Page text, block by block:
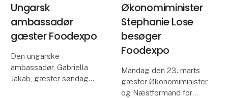
Smelt smør og
chokolade over vandbad.
Ungarsk
ambassadør
gæster Foodexpo
Den ungarske
ambassadør, Gabriella
Jakab, gæster søndag
Økonomiminister
Stephanie Lose
besøger
Foodexpo
Mandag den 23. marts
gæster Økonomiminister
og Næstformand for